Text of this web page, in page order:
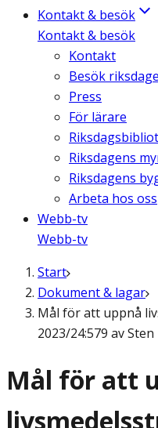
Kontakt & besök
Kontakt & besök
Kontakt
Besök
Press
För lärare
Riksdagens
Riksdagens
Arbeta hos oss
Webb-tv
Webb-tv
Start
Dokument & lagar
Mål för att uppnå
2023/24:579 av
Mål för att